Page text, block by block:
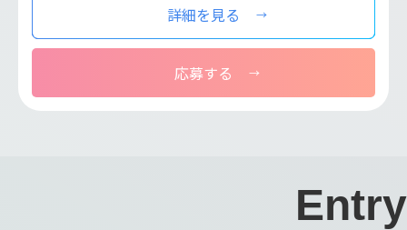
詳細を見る
応募する
Entry